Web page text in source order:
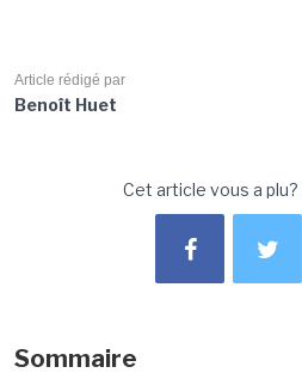
Article rédigé par
Benoît Huet
Cet article vous a plu?
Sommaire